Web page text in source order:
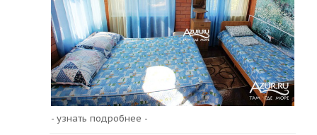
- узнать подробнее -